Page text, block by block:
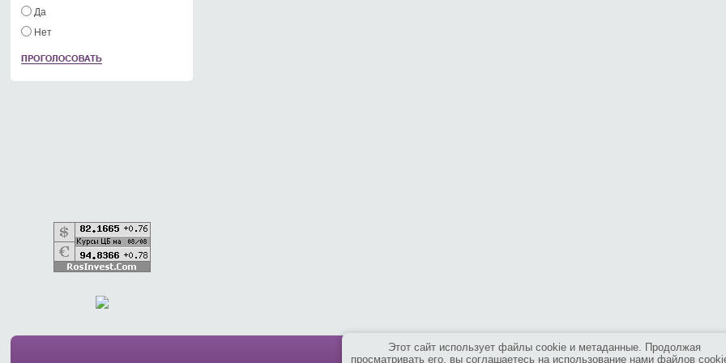
Этот сайт использует файлы cookie и метаданные. Продолжая
просматривать его, вы соглашаетесь на использование нами файлов
Да
Нет